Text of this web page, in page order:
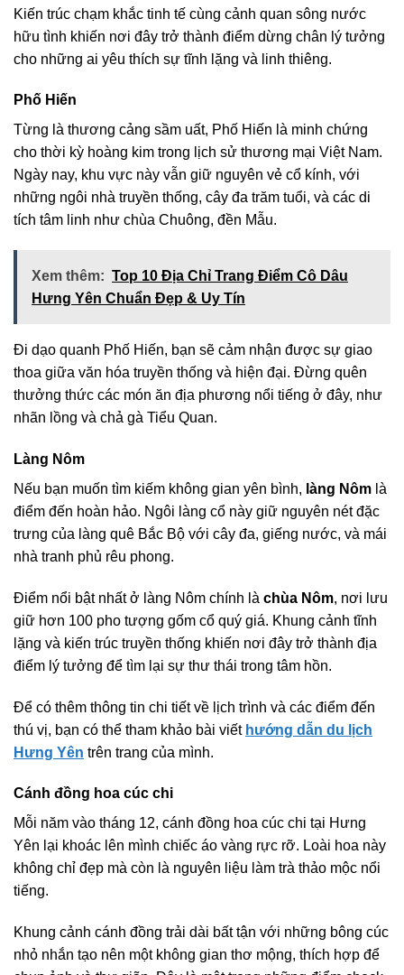
Kiến trúc chạm khắc tinh tế cùng cảnh quan sông nước
hữu tình khiến nơi đây trở thành điểm dừng chân lý tưởng
cho những ai yêu thích sự tĩnh lặng và linh thiêng.
Phố Hiến
Từng là thương cảng sầm uất, Phố Hiến là minh chứng
cho thời kỳ hoàng kim trong lịch sử thương mại Việt Nam.
Ngày nay, khu vực này vẫn giữ nguyên vẻ cổ kính, với
những ngôi nhà truyền thống, cây đa trăm tuổi, và các di
tích tâm linh như chùa Chuông, đền Mẫu.
Xem thêm: Top 10 Địa Chỉ Trang Điểm Cô Dâu
Hưng Yên Chuẩn Đẹp & Uy Tín
Đi dạo quanh Phố Hiến, bạn sẽ cảm nhận được sự giao
thoa giữa văn hóa truyền thống và hiện đại. Đừng quên
thưởng thức các món ăn địa phương nổi tiếng ở đây, như
nhãn lồng và chả gà Tiểu Quan.
Làng Nôm
Nếu bạn muốn tìm kiếm không gian yên bình, làng Nôm là
điểm đến hoàn hảo. Ngôi làng cổ này giữ nguyên nét đặc
trưng của làng quê Bắc Bộ với cây đa, giếng nước, và mái
nhà tranh phủ rêu phong.
Điểm nổi bật nhất ở làng Nôm chính là chùa Nôm, nơi lưu
giữ hơn 100 pho tượng gốm cổ quý giá. Khung cảnh tĩnh
lặng và kiến trúc truyền thống khiến nơi đây trở thành địa
điểm lý tưởng để tìm lại sự thư thái trong tâm hồn.
Để có thêm thông tin chi tiết về lịch trình và các điểm đến
thú vị, bạn có thể tham khảo bài viết hướng dẫn du lịch
Hưng Yên trên trang của mình.
Cánh đồng hoa cúc chi
Mỗi năm vào tháng 12, cánh đồng hoa cúc chi tại Hưng
Yên lại khoác lên mình chiếc áo vàng rực rỡ. Loài hoa này
không chỉ đẹp mà còn là nguyên liệu làm trà thảo mộc nổi
tiếng.
Khung cảnh cánh đồng trải dài bất tận với những bông cúc
nhỏ nhắn tạo nên một không gian thơ mộng, thích hợp để